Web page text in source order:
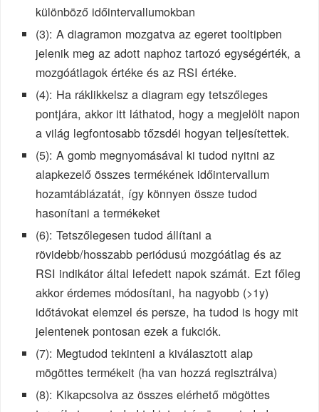
különböző időintervallumokban
(3): A diagramon mozgatva az egeret tooltipben
jelenik meg az adott naphoz tartozó egységérték, a
mozgóátlagok értéke és az RSI értéke.
(4): Ha ráklikkelsz a diagram egy tetszőleges
pontjára, akkor itt láthatod, hogy a megjelölt napon
a világ legfontosabb tőzsdéi hogyan teljesítettek.
(5): A gomb megnyomásával ki tudod nyitni az
alapkezelő összes termékének időintervallum
hozamtáblázatát, így könnyen össze tudod
hasonítani a termékeket
(6): Tetszőlegesen tudod állítani a
rövidebb/hosszabb periódusú mozgóátlag és az
RSI indikátor által lefedett napok számát. Ezt főleg
akkor érdemes módosítani, ha nagyobb (>1y)
időtávokat elemzel és persze, ha tudod is hogy mit
jelentenek pontosan ezek a fukciók.
(7): Megtudod tekinteni a kiválasztott alap
mögöttes termékeit (ha van hozzá regisztrálva)
(8): Kikapcsolva az összes elérhető mögöttes